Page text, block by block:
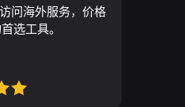
问海外服务，价格
选工具。